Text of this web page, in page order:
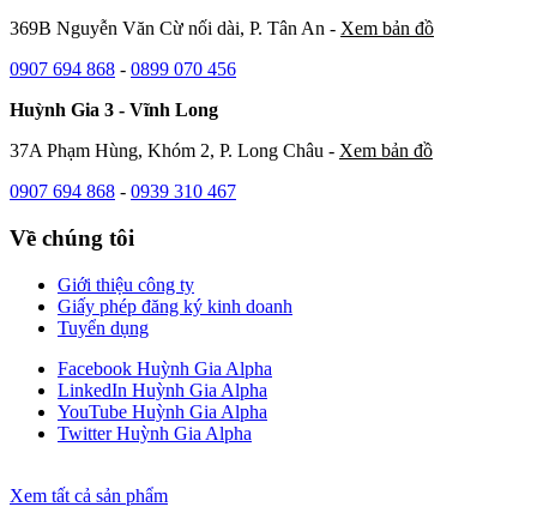
369B Nguyễn Văn Cừ nối dài, P. Tân An - Xem bản đồ
0907 694 868 - 0899 070 456
Huỳnh Gia 3 - Vĩnh Long
37A Phạm Hùng, Khóm 2, P. Long Châu - Xem bản đồ
0907 694 868 - 0939 310 467
Về chúng tôi
Giới thiệu công ty
Giấy phép đăng ký kinh doanh
Tuyển dụng
Facebook Huỳnh Gia Alpha
LinkedIn Huỳnh Gia Alpha
YouTube Huỳnh Gia Alpha
Twitter Huỳnh Gia Alpha
Xem tất cả sản phẩm